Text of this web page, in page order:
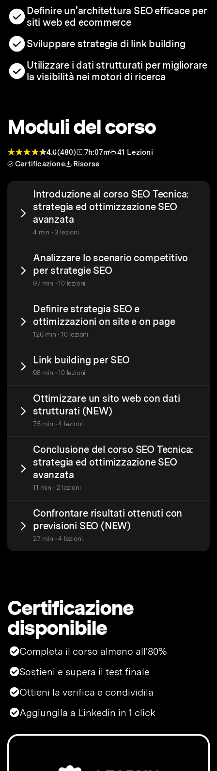
Definire un'architettura SEO efficace per
siti web ed ecommerce
Sviluppare strategie di link building
Utilizzare i dati strutturati per migliorare
la visibilità nei motori di ricerca
Moduli del corso
4.6(480) 7h:07m
41 Lezioni
Certificazione
Risorse
Introduzione al corso SEO Tecnica:
strategia ed ottimizzazione SEO
avanzata
4 min • 3 lezioni
Analizzare lo scenario competitivo
per strategie SEO
97 min • 10 lezioni
Definire strategia SEO e
ottimizzazioni on site e on page
126 min • 10 lezioni
Link building per SEO
98 min • 10 lezioni
Ottimizzare un sito web con dati
strutturati (NEW)
75 min • 4 lezioni
Conclusione del corso SEO Tecnica:
strategia ed ottimizzazione SEO
avanzata
11 min • 2 lezioni
Confrontare risultati ottenuti con
previsioni SEO (NEW)
27 min • 4 lezioni
Certificazione
disponibile
Completa il corso almeno all'80%
Sostieni e supera il test finale
Ottieni la verifica e condividila
Aggiungila a Linkedin in 1 click